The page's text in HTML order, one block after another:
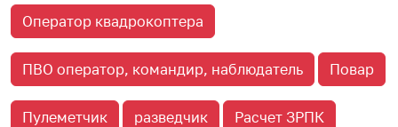
Оператор квадрокоптера
ПВО оператор, командир, наблюдатель Повар
Пулеметчик разведчик Расчет ЗРПК